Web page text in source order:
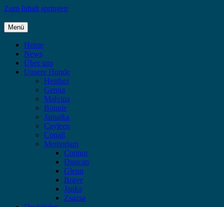
Zum Inhalt springen
Highlandflats – Flat Coated Retriever
Menü
Home
News
Über uns
Unsere Hunde
Heather
Genna
Malvina
Bonnie
Jamaika
Cayleen
Conall
Memoriam
Connor
Duncan
Glenn
Brave
Janka
Zsazsa